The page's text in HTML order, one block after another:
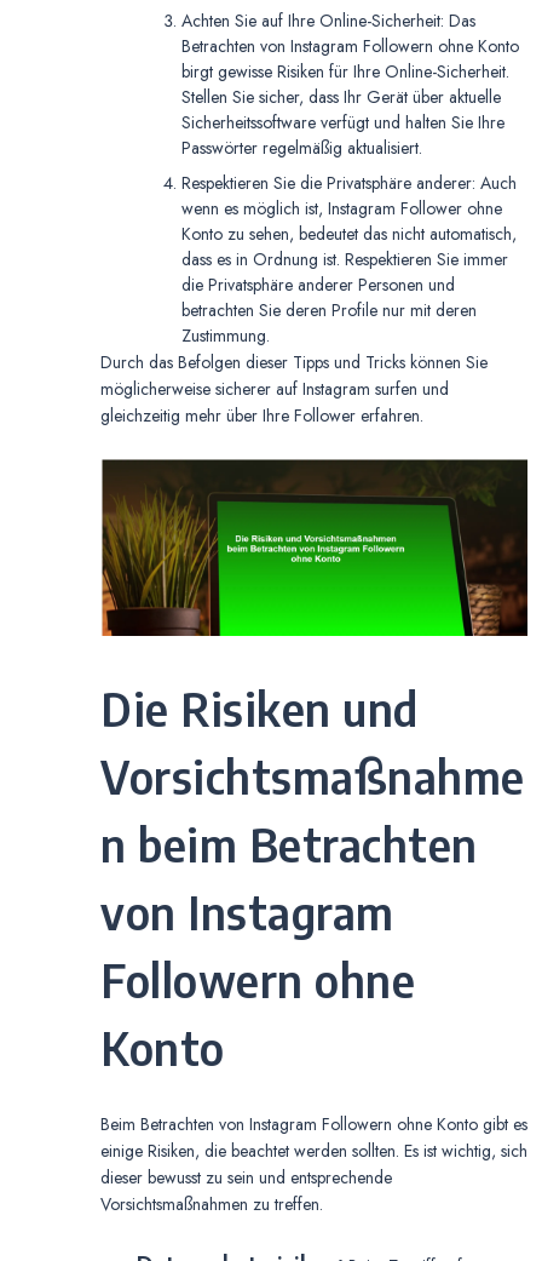
Achten Sie auf Ihre Online-Sicherheit: Das
Betrachten von Instagram Followern ohne Konto
birgt gewisse Risiken für Ihre Online-Sicherheit.
Stellen Sie sicher, dass Ihr Gerät über aktuelle
Sicherheitssoftware verfügt und halten Sie Ihre
Passwörter regelmäßig aktualisiert.
Respektieren Sie die Privatsphäre anderer: Auch
wenn es möglich ist, Instagram Follower ohne
Konto zu sehen, bedeutet das nicht automatisch,
dass es in Ordnung ist. Respektieren Sie immer
die Privatsphäre anderer Personen und
betrachten Sie deren Profile nur mit deren
Zustimmung.
Durch das Befolgen dieser Tipps und Tricks können Sie
möglicherweise sicherer auf Instagram surfen und
gleichzeitig mehr über Ihre Follower erfahren.
Die Risiken und
Vorsichtsmaßnahme
n beim Betrachten
von Instagram
Followern ohne
Konto
Beim Betrachten von Instagram Followern ohne Konto gibt es
einige Risiken, die beachtet werden sollten. Es ist wichtig, sich
dieser bewusst zu sein und entsprechende
Vorsichtsmaßnahmen zu treffen.